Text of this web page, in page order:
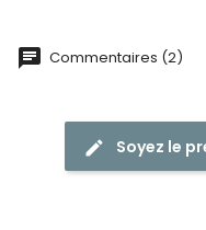
Commentaires (2)
Soyez le